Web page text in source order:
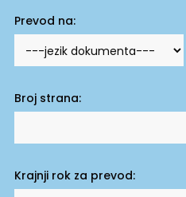
Prevod na:
Broj strana:
Krajnji rok za prevod: